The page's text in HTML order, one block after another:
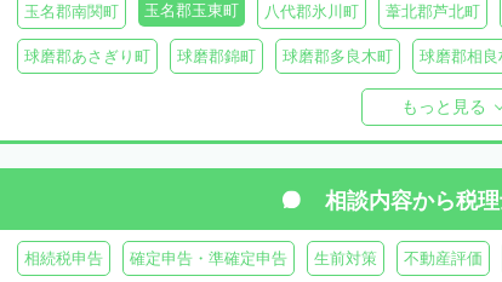
玉名郡南関町 玉名郡玉東町 八代郡氷川町 葦北郡芦北町
球磨郡あさぎり町 球磨郡錦町 球磨郡多良木町 球磨郡相良
阿蘇郡南阿蘇村
阿蘇郡南小国町 阿蘇郡産山村
もっと見る
相談内容から税
相続税申告 確定申告・準確定申告 生前対策 不動産評価